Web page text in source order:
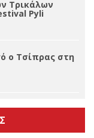
προήχθη
Τρικάλων
Pyli
ο Τσίπρας στη